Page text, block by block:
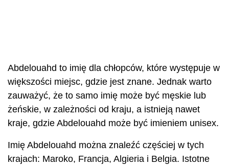
Abdelouahd to imię dla chłopców, które występuje w
większości miejsc, gdzie jest znane. Jednak warto
zauważyć, że to samo imię może być męskie lub
żeńskie, w zależności od kraju, a istnieją nawet
kraje, gdzie Abdelouahd może być imieniem unisex.
Imię Abdelouahd można znaleźć częściej w tych
krajach: Maroko, Francja, Algieria i Belgia. Istotne